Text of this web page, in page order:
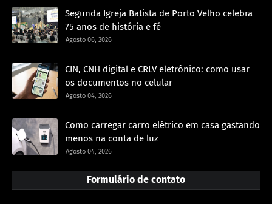
Segunda Igreja Batista de Porto Velho celebra
75 anos de história e fé
Agosto 06, 2026
CIN, CNH digital e CRLV eletrônico: como usar
os documentos no celular
Agosto 04, 2026
Como carregar carro elétrico em casa gastando
menos na conta de luz
Agosto 04, 2026
Formulário de contato